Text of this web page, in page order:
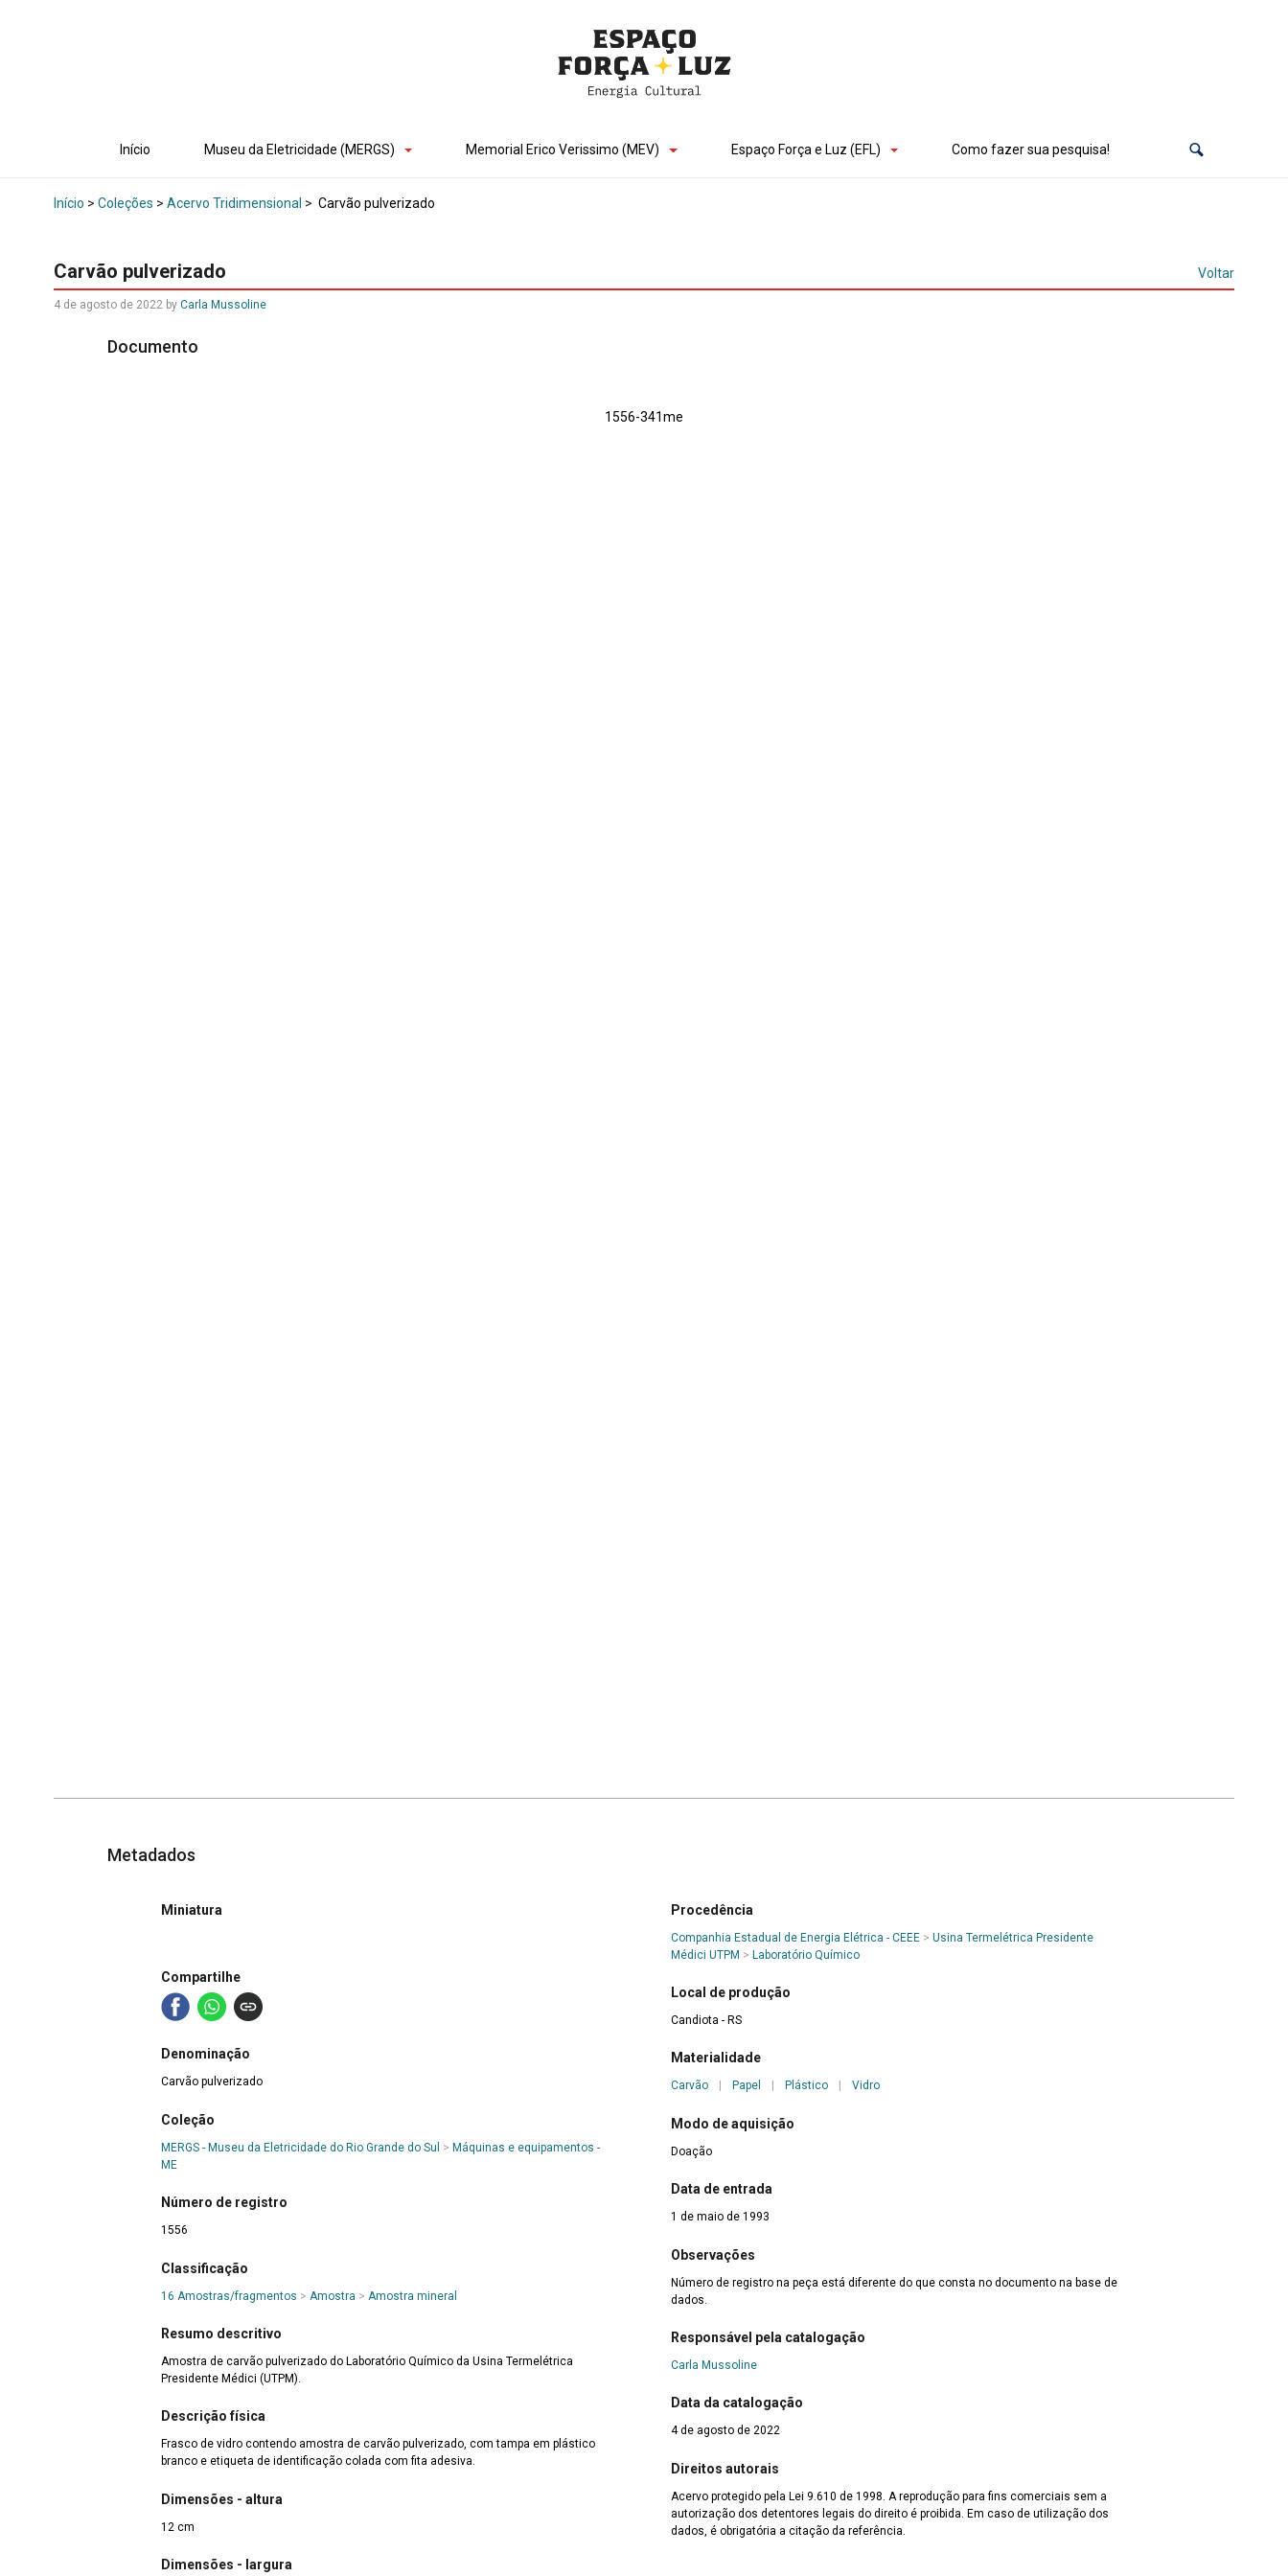
Início Museu da Eletricidade (MERGS) Memorial Erico Verissimo (MEV) Espaço Força e Luz (EFL) Como fazer sua pesquisa!
Início > Coleções > Acervo Tridimensional > Carvão pulverizado
Carvão pulverizado Voltar
4 de agosto de 2022 by Carla Mussoline
Documento
1556-341me
Metadados
Miniatura
Compartilhe
Denominação
Carvão pulverizado
Coleção
MERGS - Museu da Eletricidade do Rio Grande do Sul > Máquinas e equipamentos -
ME
Número de registro
1556
Classificação
16 Amostras/fragmentos > Amostra > Amostra mineral
Resumo descritivo
Amostra de carvão pulverizado do Laboratório Químico da Usina Termelétrica
Presidente Médici (UTPM).
Descrição física
Frasco de vidro contendo amostra de carvão pulverizado, com tampa em plástico
branco e etiqueta de identificação colada com fita adesiva.
Dimensões - altura
12 cm
Dimensões - largura
Procedência
Companhia Estadual de Energia Elétrica - CEEE > Usina Termelétrica Presidente
Médici UTPM > Laboratório Químico
Local de produção
Candiota - RS
Materialidade
Carvão Papel Plástico Vidro
Modo de aquisição
Doação
Data de entrada
1 de maio de 1993
Observações
Número de registro na peça está diferente do que consta no documento na base de
dados.
Responsável pela catalogação
Carla Mussoline
Data da catalogação
4 de agosto de 2022
Direitos autorais
Acervo protegido pela Lei 9.610 de 1998. A reprodução para fins comerciais sem a
autorização dos detentores legais do direito é proibida. Em caso de utilização dos
dados, é obrigatória a citação da referência.